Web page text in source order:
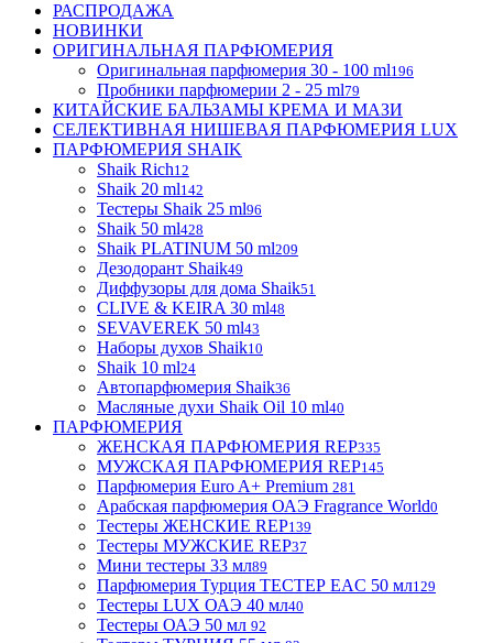
РАСПРОДАЖА
НОВИНКИ
ОРИГИНАЛЬНАЯ ПАРФЮМЕРИЯ
Оригинальная парфюмерия 30 - 100 ml196
Пробники парфюмерии 2 - 25 ml79
КИТАЙСКИЕ БАЛЬЗАМЫ КРЕМА И МАЗИ
СЕЛЕКТИВНАЯ НИШЕВАЯ ПАРФЮМЕРИЯ LUX
ПАРФЮМЕРИЯ SHAIK
Shaik Rich12
Shaik 20 ml142
Тестеры Shaik 25 ml96
Shaik 50 ml428
Shaik PLATINUM 50 ml209
Дезодорант Shaik49
Диффузоры для дома Shaik51
CLIVE & KEIRA 30 ml48
SEVAVEREK 50 ml43
Наборы духов Shaik10
Shaik 10 ml24
Автопарфюмерия Shaik36
Масляные духи Shaik Oil 10 ml40
ПАРФЮМЕРИЯ
ЖЕНСКАЯ ПАРФЮМЕРИЯ REP335
МУЖСКАЯ ПАРФЮМЕРИЯ REP145
Парфюмерия Euro A+ Premium 281
Арабская парфюмерия ОАЭ Fragrance World0
Тестеры ЖЕНСКИЕ REP139
Тестеры МУЖСКИЕ REP37
Мини тестеры 33 мл89
Парфюмерия Турция ТЕСТЕР EAC 50 мл129
Тестеры LUX ОАЭ 40 мл40
Тестеры ОАЭ 50 мл 92